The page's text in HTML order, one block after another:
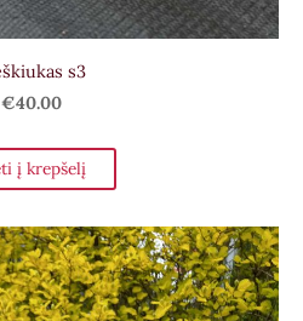
s3
€40.00
į krepšelį